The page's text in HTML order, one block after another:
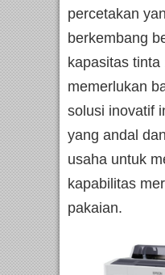
percetakan
berkembang
kapasitas
memerlukan
solusi inovatif
yang andal
usaha untuk
kapabilitas
pakaian.